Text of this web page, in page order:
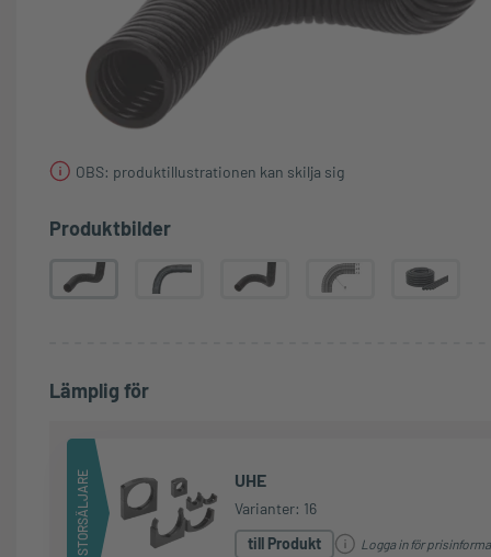
OBS: produktillustrationen kan skilja sig
Produktbilder
Lämplig för
STORSÄLJARE UHE
Varianter: 16
Logga in för
till Produkt